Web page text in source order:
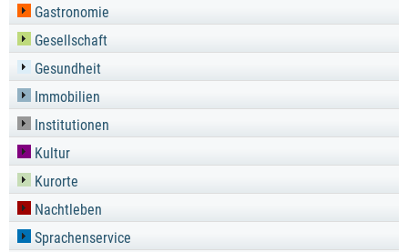
Gastronomie
Gesellschaft
Gesundheit
Immobilien
Institutionen
Kultur
Kurorte
Nachtleben
Sprachenservice